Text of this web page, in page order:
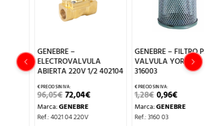
GENEBRE –
ELECTROVALVULA
ABIERTA 220V 1/2 402104
96,05€EL
PRECIO
ORIGINAL
ERA:
72,04€EL
PRECIO
ACTUAL
ES:
Marca:GENEBRE
Ref.: 4021 04 220V
GENEBRE – FILTRO PARA
VALVULA YORK 3/8
316003
€EL
PRECIO
ORIGINAL
ERA:
0,96€EL
PRECIO
ACTUAL
ES:
Marca:GENEBRE
Ref.: 3160 03